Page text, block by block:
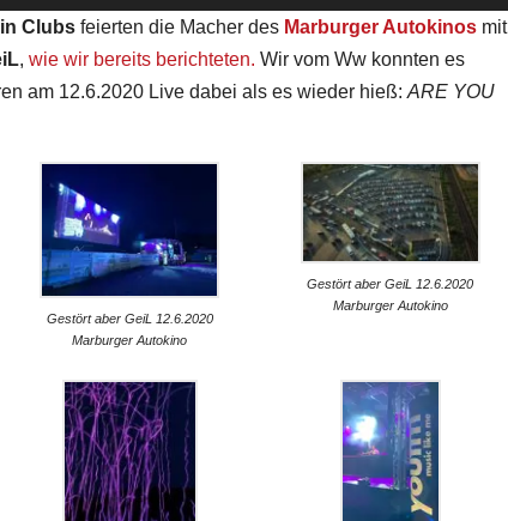
Clubs feierten die Macher des Marburger Autokinos mit
, wie wir bereits berichteten. Wir vom Ww konnten es
am 12.6.2020 Live dabei als es wieder hieß: ARE YOU
Gestört aber GeiL 12.6.2020
Marburger Autokino
Gestört aber GeiL 12.6.2020
Marburger Autokino